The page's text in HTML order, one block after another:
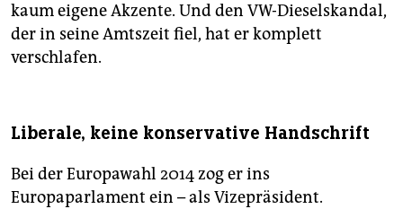
kaum eigene Akzente. Und den VW-Dieselskandal,
der in seine Amtszeit fiel, hat er komplett
verschlafen.
Liberale, keine konservative Handschrift
Bei der Europawahl 2014 zog er ins
Europaparlament ein – als Vizepräsident.